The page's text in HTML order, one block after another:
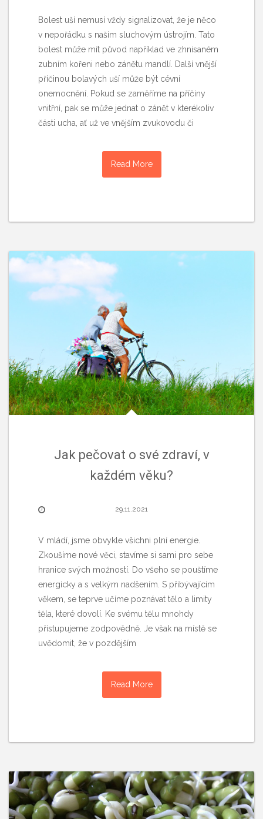
Bolest uší nemusí vždy signalizovat, že je něco
v nepořádku s naším sluchovým ústrojím. Tato
bolest může mít původ například ve zhnisaném
zubním kořeni nebo zánětu mandlí. Další vnější
příčinou bolavých uší může být cévní
onemocnění. Pokud se zaměříme na příčiny
vnitřní, pak se může jednat o zánět v kterékoliv
části ucha, ať už ve vnějším zvukovodu či
Read More
Jak pečovat o své zdraví, v
každém věku?
29.11.2021
V mládí, jsme obvykle všichni plní energie.
Zkoušíme nové věci, stavíme si sami pro sebe
hranice svých možností. Do všeho se pouštíme
energicky a s velkým nadšením. S přibývajícím
věkem, se teprve učíme poznávat tělo a limity
těla, které dovolí. Ke svému tělu mnohdy
přistupujeme zodpovědně. Je však na místě se
uvědomit, že v pozdějším
Read More